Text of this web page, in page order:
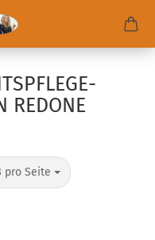
REDONE
pro Seite